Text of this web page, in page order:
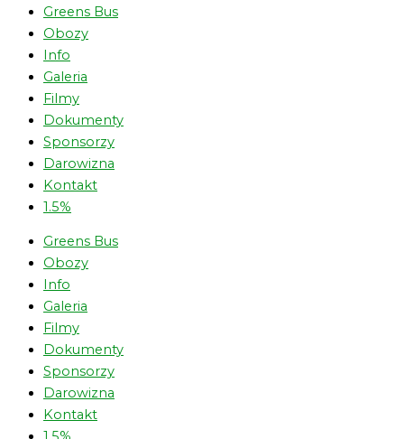
Greens Bus
Obozy
Info
Galeria
Filmy
Dokumenty
Sponsorzy
Darowizna
Kontakt
1.5%
Greens Bus
Obozy
Info
Galeria
Filmy
Dokumenty
Sponsorzy
Darowizna
Kontakt